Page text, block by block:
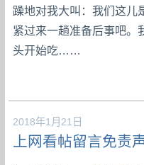
躁地对我大叫：我们这儿
紧过来一趟准备后事吧。
头开始吃……
2018年1月21日
上网看帖留言免责